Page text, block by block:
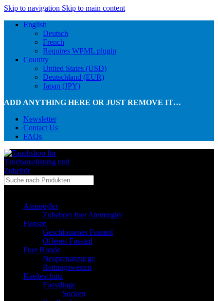
Skip to navigation Skip to main content
English
Deutsch
French
Requires WPML plugin
Country
United States (USD)
Deutschland (EUR)
Japan (JPY)
ADD ANYTHING HERE OR JUST REMOVE IT…
Newsletter
Contact Us
FAQs
Atemregler
Zubehoer fuer Atemregler
Flossen
Geschlossenes Fussteil
Offenes Fussteil
Fuer Hunde
Neoprenanzuege
Rettungswesten
Kaelteschutz
Fuesslinge
Socken